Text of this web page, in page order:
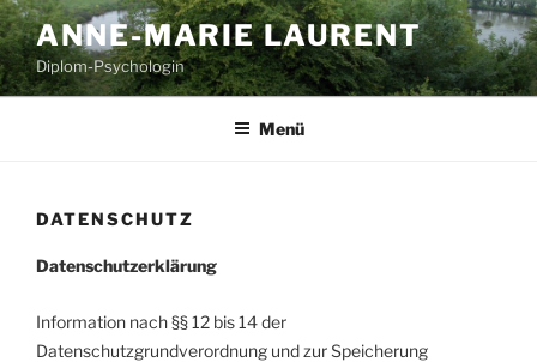
Zum
Inhalt
springen
ANNE-MARIE LAURENT
Diplom-Psychologin
Menü
DATENSCHUTZ
Datenschutzerklärung
Information nach §§ 12 bis 14 der
Datenschutzgrundverordnung und zur Speicherung